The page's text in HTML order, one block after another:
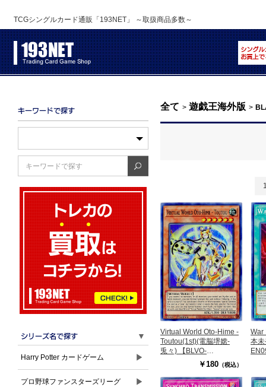
TCGシングルカード通販「193NET」 ～取扱商品多数～
▼
Harry Potter カードゲーム ▶
プロ野球ファンスターズリーグ ▶
全て > 遊戯王海外版 >
Virtual World Oto-Hime -
Toutou(1st)(電脳堺嫦-
兎々) 【BLVO-
￥180 （税込）
War
本